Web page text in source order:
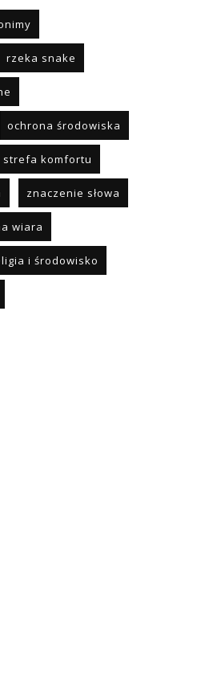
rzeka snake
ochrona środowiska
strefa komfortu
znaczenie słowa
wiara
i środowisko